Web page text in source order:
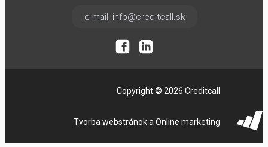
e-mail: info@creditcall.sk
Copyright © 2026 Creditcall
Tvorba webstránok a Online marketing